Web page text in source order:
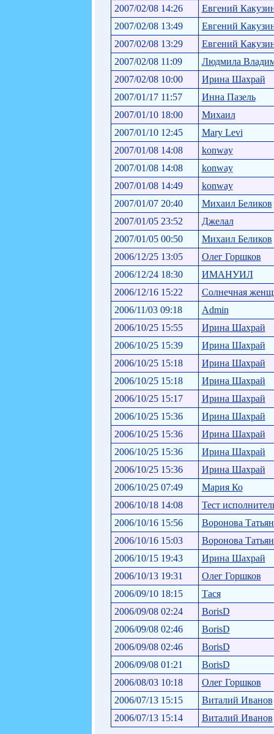
2007/02/08 14:26
Евгений
2007/02/08 13:49
Евгений
2007/02/08 13:29
Евгений
2007/02/08 11:09
Людмила
2007/02/08 10:00
Ирина Шахрай
2007/01/17 11:57
Инна Пазель
2007/01/10 18:00
Михаил
2007/01/10 12:45
Mary Levi
2007/01/08 14:08
konway
2007/01/08 14:08
konway
2007/01/08 14:49
konway
2007/01/07 20:40
Михаил Беликов
2007/01/05 23:52
Джелал
2007/01/05 00:50
Михаил Беликов
2006/12/25 13:05
Олег Горшков
2006/12/24 18:30
ИМАНУИЛ
2006/12/16 15:22
Солнечная
2006/11/03 09:18
Admin
2006/10/25 15:55
Ирина Шахрай
2006/10/25 15:39
Ирина Шахрай
2006/10/25 15:18
Ирина Шахрай
2006/10/25 15:18
Ирина Шахрай
2006/10/25 15:17
Ирина Шахрай
2006/10/25 15:36
Ирина Шахрай
2006/10/25 15:36
Ирина Шахрай
2006/10/25 15:36
Ирина Шахрай
2006/10/25 15:36
Ирина Шахрай
2006/10/25 07:49
Мария Ко
2006/10/18 14:08
Тест
2006/10/16 15:56
Воронова
2006/10/16 15:03
Воронова
2006/10/15 19:43
Ирина Шахрай
2006/10/13 19:31
Олег Горшков
2006/09/10 18:15
Тася
2006/09/08 02:24
BorisD
2006/09/08 02:46
BorisD
2006/09/08 02:46
BorisD
2006/09/08 01:21
BorisD
2006/08/03 10:18
Олег Горшков
2006/07/13 15:15
Виталий Иванов
2006/07/13 15:14
Виталий Иванов